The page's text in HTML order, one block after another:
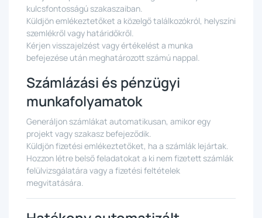
kulcsfontosságú szakaszaiban.
Küldjön emlékeztetőket a közelgő találkozókról, helyszíni
szemlékről vagy határidőkről.
Kérjen visszajelzést vagy értékelést a munka
befejezése után meghatározott számú nappal.
Számlázási és pénzügyi
munkafolyamatok
Generáljon számlákat automatikusan, amikor egy
projekt vagy szakasz befejeződik.
Küldjön fizetési emlékeztetőket, ha a számlák lejártak.
Hozzon létre belső feladatokat a ki nem fizetett számlák
felülvizsgálatára vagy a fizetési feltételek
megvitatására.